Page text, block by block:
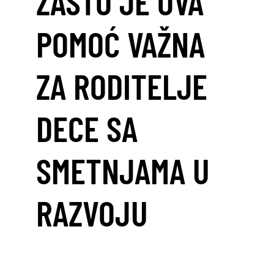
POMOĆ VAŽNA
ZA RODITELJE
DECE SA
SMETNJAMA U
RAZVOJU